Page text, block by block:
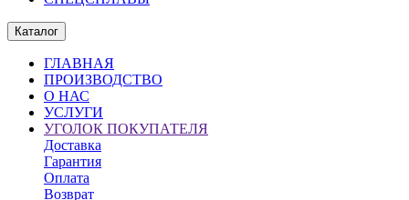
Каталог
ГЛАВНАЯ
ПРОИЗВОДСТВО
О НАС
УСЛУГИ
УГОЛОК ПОКУПАТЕЛЯ
Доставка
Гарантия
Оплата
Возврат